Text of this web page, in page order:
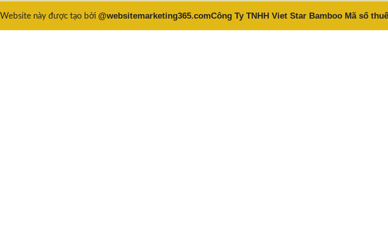
Website này được tạo bởi @websitemarketing365.comCông Ty TNHH Viet Star Bamboo Mã số